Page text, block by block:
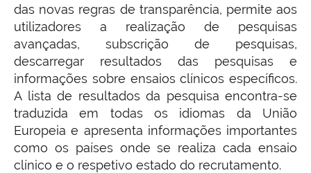
das novas regras de transparência, permite aos
utilizadores a realização de pesquisas
avançadas, subscrição de pesquisas,
descarregar resultados das pesquisas e
informações sobre ensaios clínicos específicos.
A lista de resultados da pesquisa encontra-se
traduzida em todas os idiomas da União
Europeia e apresenta informações importantes
como os países onde se realiza cada ensaio
clínico e o respetivo estado do recrutamento.